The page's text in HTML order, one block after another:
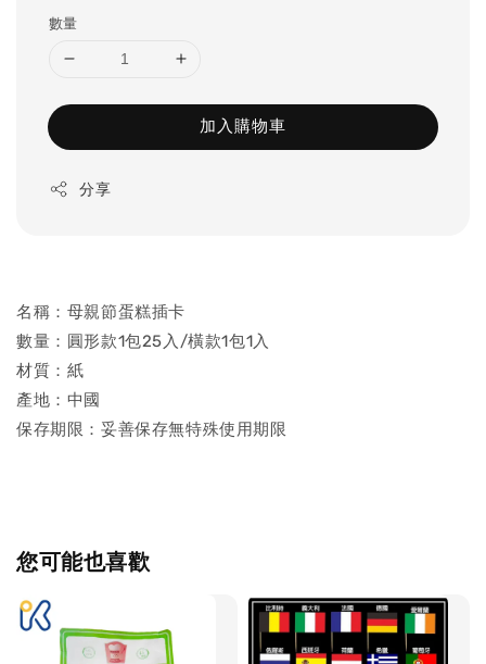
數量
加入購物車
分享
名稱：母親節蛋糕插卡
數量：圓形款1包25入/橫款1包1入
材質：紙
產地：中國
保存期限：妥善保存無特殊使用期限
您可能也喜歡